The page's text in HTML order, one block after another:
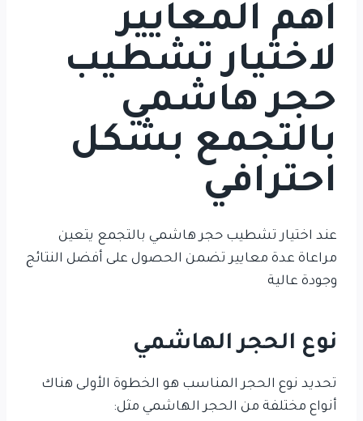
أهم المعايير
لاختيار تشطيب
حجر هاشمي
بالتجمع بشكل
احترافي
عند اختيار تشطيب حجر هاشمي بالتجمع يتعين
مراعاة عدة معايير تضمن الحصول على أفضل النتائج
وجودة عالية
نوع الحجر الهاشمي
تحديد نوع الحجر المناسب هو الخطوة الأولى هناك
أنواع مختلفة من الحجر الهاشمي مثل: